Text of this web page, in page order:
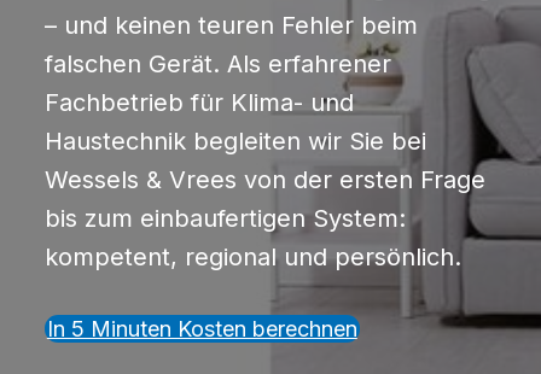
– und keinen teuren Fehler beim
falschen Gerät. Als erfahrener
Fachbetrieb für Klima- und
Haustechnik begleiten wir Sie bei
Wessels & Vrees von der ersten Frage
bis zum einbaufertigen System:
kompetent, regional und persönlich.
In 5 Minuten Kosten berechnen